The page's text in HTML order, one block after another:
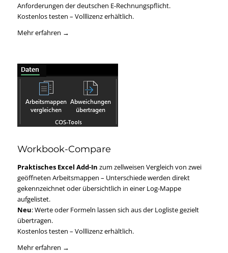
Anforderungen der deutschen E-Rechnungspflicht.
Kostenlos testen – Volllizenz erhältlich.
Mehr erfahren →
Workbook-Compare
Praktisches Excel Add-In zum zellweisen Vergleich von zwei
geöffneten Arbeitsmappen – Unterschiede werden direkt
gekennzeichnet oder übersichtlich in einer Log-Mappe
aufgelistet.
Neu: Werte oder Formeln lassen sich aus der Logliste gezielt
übertragen.
Kostenlos testen – Volllizenz erhältlich.
Mehr erfahren →